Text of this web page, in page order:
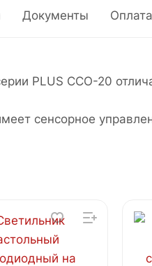
Документы Оплата
PLUS ССО-20
сенсорное